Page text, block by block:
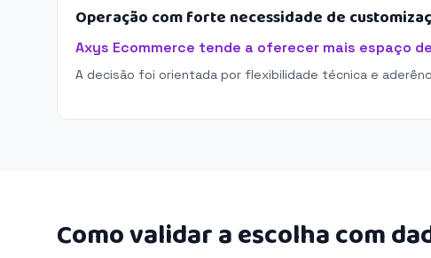
Operação com forte necessidade de
Axys Ecommerce tende a oferecer mais espaço
A decisão foi orientada por flexibilidade técnica e
Como validar a escolha com